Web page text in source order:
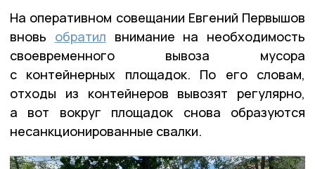
На оперативном совещании Евгений Первышов
вновь обратил внимание на необходимость
своевременного вывоза мусора
с контейнерных площадок. По его словам,
отходы из контейнеров вывозят регулярно,
а вот вокруг площадок снова образуются
несанкционированные свалки.